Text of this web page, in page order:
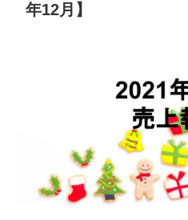
年12月】